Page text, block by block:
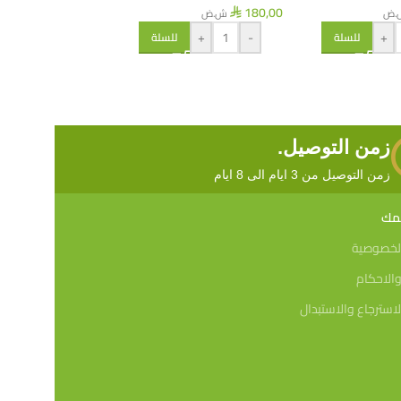
+ للسلة
⃁180,00 ش.ض
-
+ للسلة
زمن التوصيل.
زمن التوصيل من 3 ايام الى 8 ايام
والاستبدال